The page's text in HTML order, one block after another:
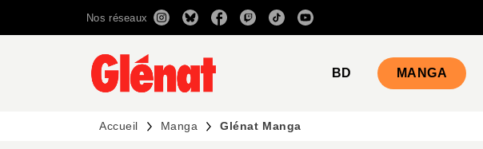
RECHERCHE CONTENU
Nos réseaux
BD MANGA
Accueil Manga Glénat Manga